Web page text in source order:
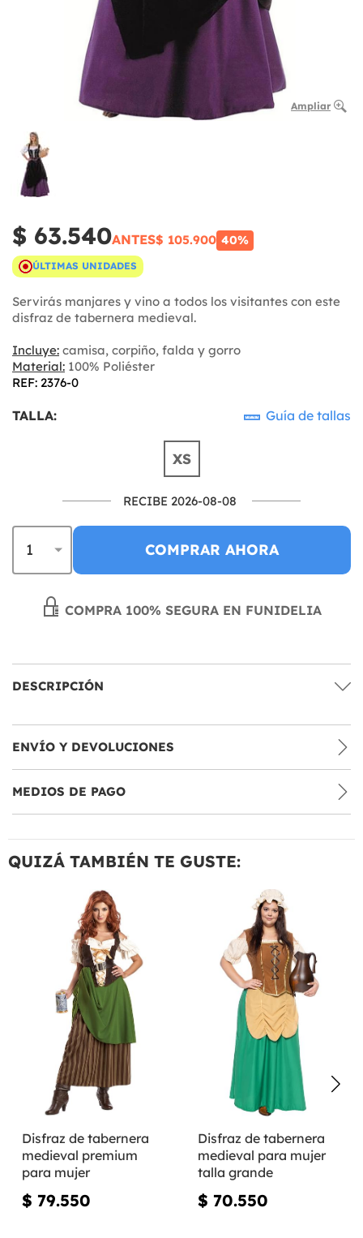
Ampliar
$ 63.540ANTES$ 105.900 40%
ÚLTIMAS UNIDADES
Servirás manjares y vino a todos los visitantes con este
disfraz de tabernera medieval.
Incluye: camisa, corpiño, falda y gorro
Material: 100% Poliéster
REF: 2376-0
TALLA: Guía de tallas
XS
RECIBE 2026-08-08
COMPRAR AHORA
COMPRA 100% SEGURA EN FUNIDELIA
DESCRIPCIÓN
ENVÍO Y DEVOLUCIONES
MEDIOS DE PAGO
QUIZÁ TAMBIÉN TE GUSTE:
Disfraz de tabernera
medieval premium
para mujer
$ 79.550
Disfraz de tabernera
medieval para mujer
talla grande
$ 70.550